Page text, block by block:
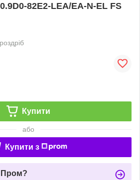
82E2-LEA/EA-N-EL FS
Купити
або
Купити з
Пром?